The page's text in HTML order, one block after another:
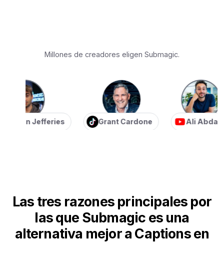
Millones de creadores eligen Submagic.
Jefferies Grant Cardone Ali Abdaal
Las tres razones principales por
las que Submagic es una
alternativa mejor a Captions en